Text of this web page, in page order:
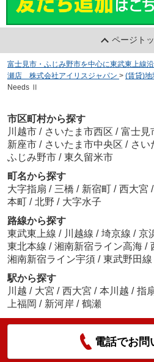
ページト
富士見市・ふじみ野市を中心に東武東上線
瀬店 株式会社アイリスジャパン > (賃貸)地
Needs Ⅱ
市区町村から探す
川越市 / さいたま市西区 / 富士見
新座市 / さいたま市中央区 / さい
ふじみ野市 / 東久留米市
町名から探す
大字指扇 / 三橋 / 新宿町 / 西大宮 /
本町 / 北野 / 大字水子
路線から探す
東武東上線 / 川越線 / 埼京線 / 京
東北本線 / 湘南新宿ライン高海 /
湘南新宿ライン宇須 / 東武野田線
駅から探す
川越 / 大宮 / 西大宮 / 本川越 / 指
上福岡 / 新河岸 / 鶴瀬
電話でお問